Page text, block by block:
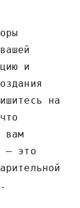
и
на
вам
— это